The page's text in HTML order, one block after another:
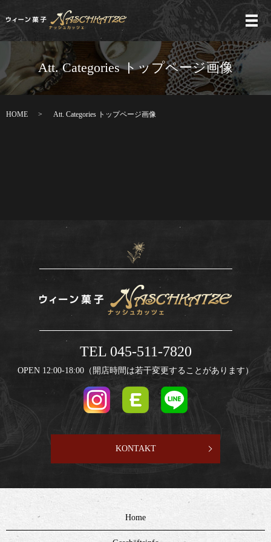
メ
Att. Categories トップページ画像
HOME Att. Categories トップページ画像
TEL 045-511-7820
OPEN 12:00-18:00（開店時間は若干変更することがあります）
KONTAKT
Home